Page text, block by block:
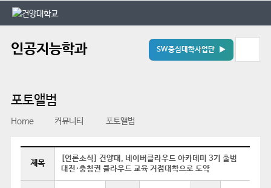
본문 바로가기
대메뉴 바로가기
인공지능학과 SW중심대학사업단 ▶
포토앨범
Home 커뮤니티 포토앨범
제목
[언론소식] 건양대, 네이버클라우드 아카데미 3기 출범
대전·충청권 클라우드 교육 거점대학으로 도약